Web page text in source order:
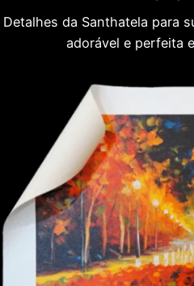
Detalhes da Santhatela para
adorável e perfeita